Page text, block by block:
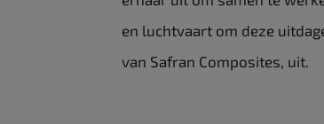
en luchtvaart om deze
van Safran Composites, uit.